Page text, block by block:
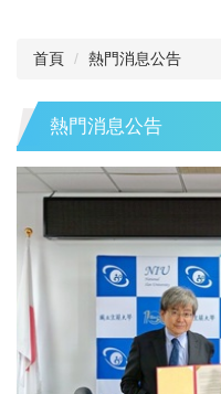
首頁 熱門消息公告
熱門消息公告